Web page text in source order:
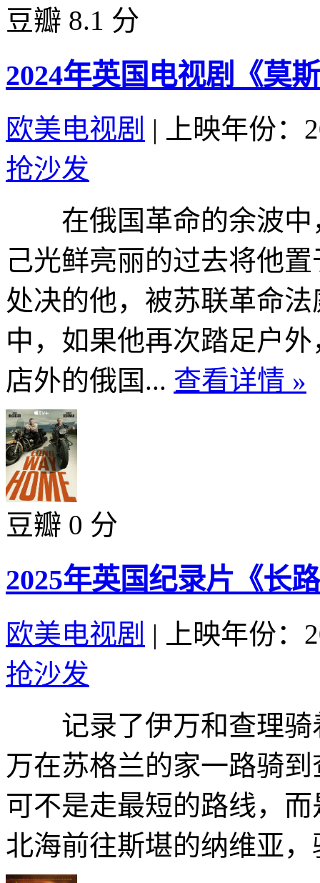
豆瓣 8.1 分
2024年英国电视剧《莫
欧美电视剧 |
上映年份：
抢沙发
在俄国革命的余波中
己光鲜亮丽的过去将他
处决的他，被苏联革命
中，如果他再次踏足户
店外的俄国... 查看详情 »
豆瓣 0 分
2025年英国纪录片《长
欧美电视剧 |
上映年份：
抢沙发
记录了伊万和查理骑
万在苏格兰的家一路骑
可不是走最短的路线，
北海前往斯堪的纳维亚